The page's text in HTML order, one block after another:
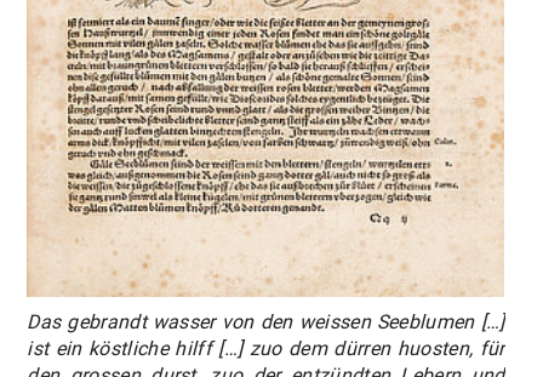
Das gebrandt wasser von den weissen Seeblumen […]
ist ein köstliche hilff […] zuo dem dürren huosten, für